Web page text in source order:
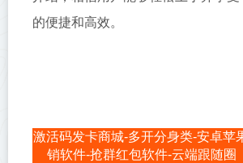
的便捷和高效。
激活码发卡商城-多开分身类-安卓苹
销软件-抢群红包软件-云端跟随圈